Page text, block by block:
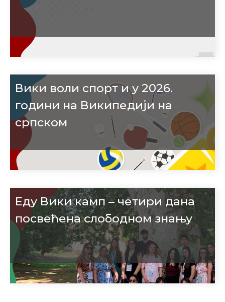
Вики воли спорт и у 2026.
години на Википедији на
српском
Еду Вики камп – четири дана
посвећена слободном знању